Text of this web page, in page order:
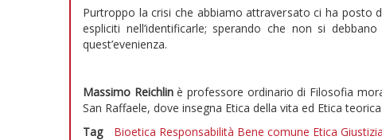
Purtroppo la crisi che abbiamo attraversato ci ha posto
espliciti nell’identificarle; sperando che non si
quest’evenienza.
Massimo Reichlinè professore ordinario di Filosofia
San Raffaele, dove insegna Etica della vita ed Etica teorica.
Tag
Bioetica Responsabilità Bene comune Etica Giustizia